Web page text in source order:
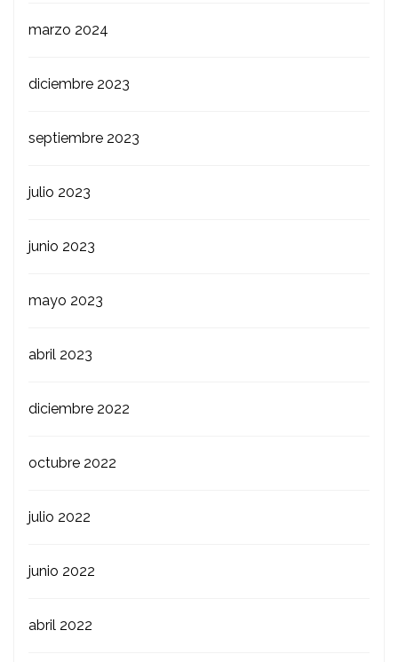
marzo 2024
diciembre 2023
septiembre 2023
julio 2023
junio 2023
mayo 2023
abril 2023
diciembre 2022
octubre 2022
julio 2022
junio 2022
abril 2022